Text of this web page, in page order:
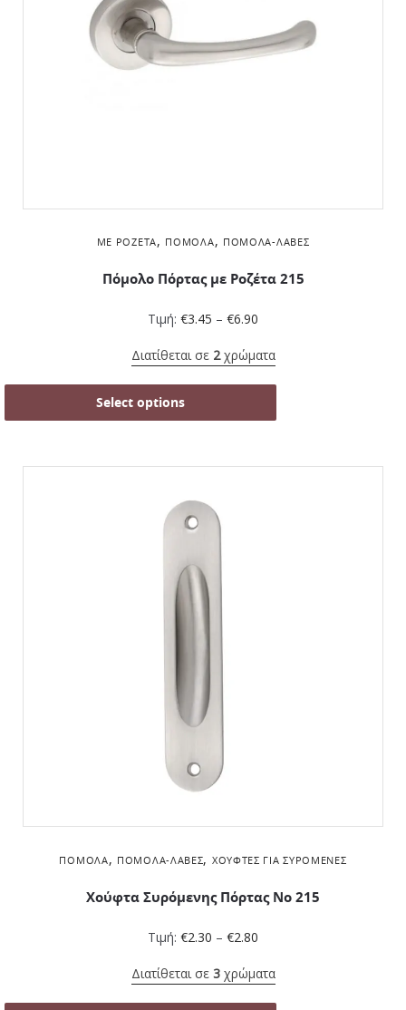
ΜΕ ΡΟΖΈΤΑ, ΠΌΜΟΛΑ, ΠΌΜΟΛΑ-ΛΑΒΈΣ
Πόμολο Πόρτας με Ροζέτα 215
Τιμή: €3.45 – €6.90
Διατίθεται σε 2χρώματα
Select options
ΠΌΜΟΛΑ, ΠΌΜΟΛΑ-ΛΑΒΈΣ, ΧΟΎΦΤΕΣ ΓΙΑ ΣΥΡΌΜΕΝΕΣ
Χούφτα Συρόμενης Πόρτας Νο 215
Τιμή: €2.30 – €2.80
Διατίθεται σε 3χρώματα